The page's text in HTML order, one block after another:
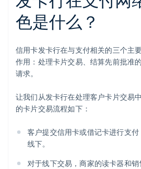
色是什么？
信用卡发卡行在与支付相关的三个主
作用：处理卡片交易、结算先前批准
请求。
让我们从发卡行在处理客户卡片交易
的卡片交易流程如下：
客户提交信用卡或借记卡进行支
线下。
对于线下交易，商家的读卡器和